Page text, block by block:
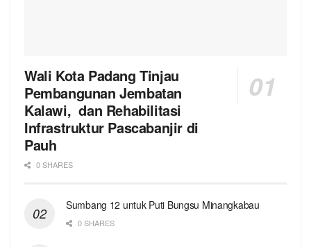
Wali Kota Padang Tinjau
Pembangunan Jembatan
Kalawi, dan Rehabilitasi
Infrastruktur Pascabanjir di
Pauh
0 SHARES
Sumbang 12 untuk Puti Bungsu Minangkabau
0 SHARES